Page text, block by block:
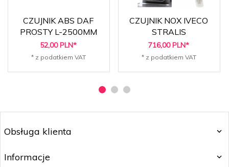
CZUJNIK ABS DAF
PROSTY L-2500MM
52,00 PLN*
* z podatkiem VAT
CZUJNIK NOX IVECO
STRALIS
716,00 PLN*
* z podatkiem VAT
Obsługa klienta
Informacje